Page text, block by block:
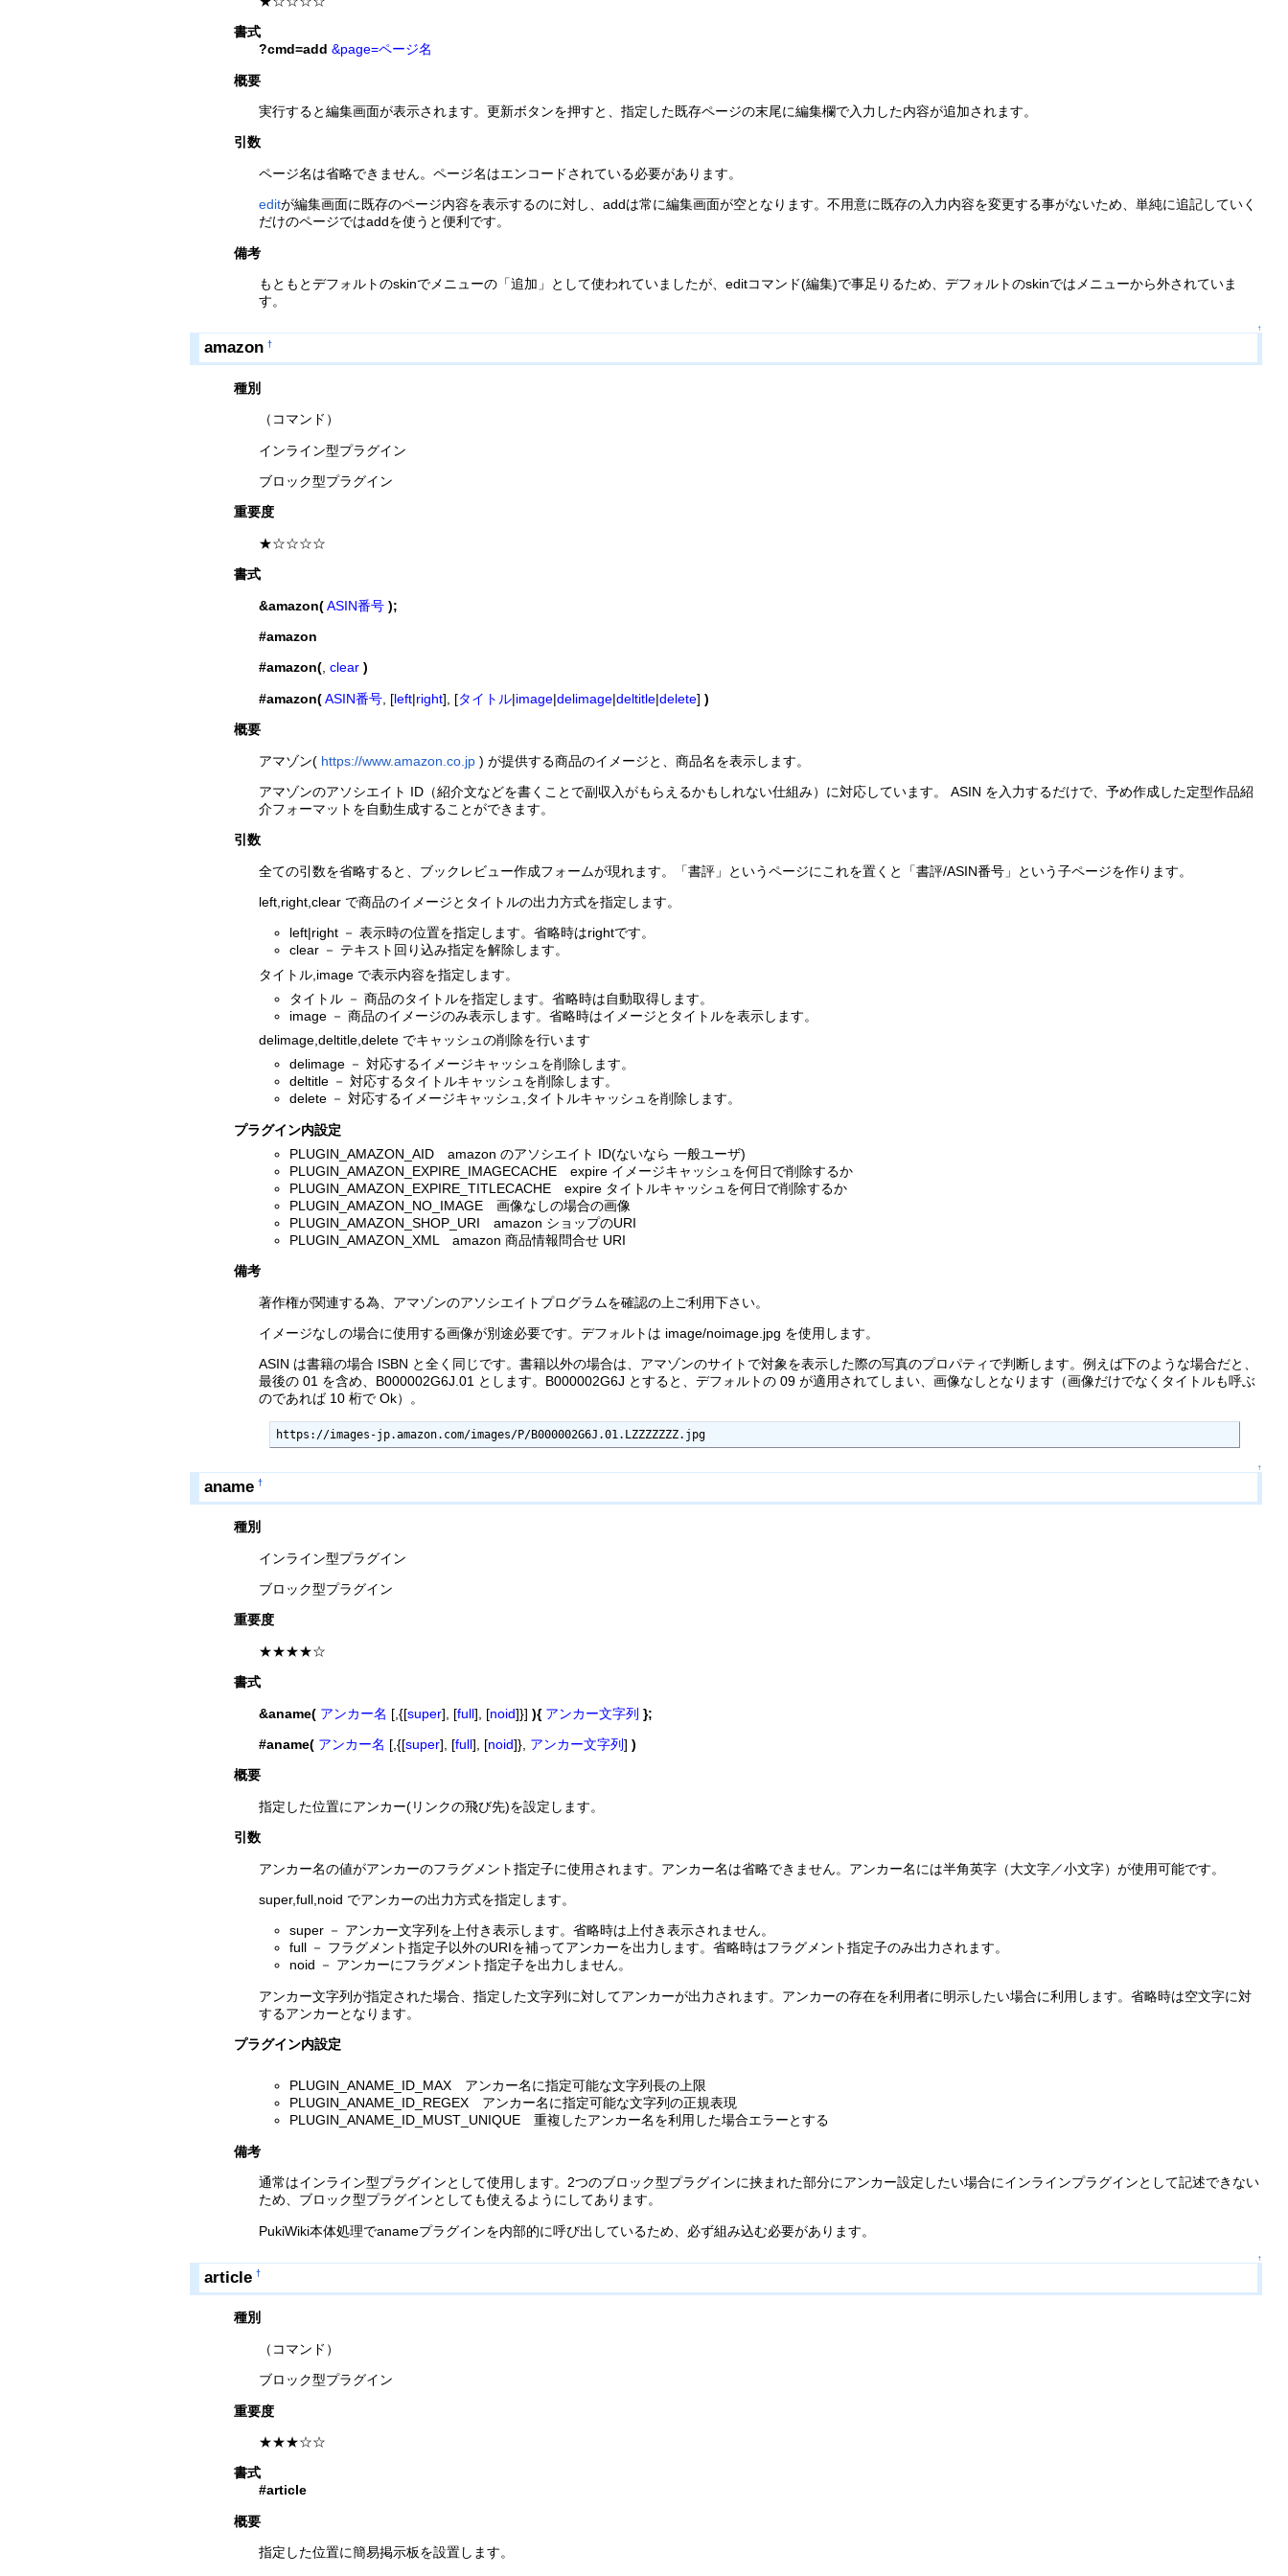
書式
?cmd=add &page=ページ名
概要
実行すると編集画面が表示されます。更新ボタンを押すと、指定した既存ページの末尾に編集欄で入力した内容が追加されます。
引数
ページ名は省略できません。ページ名はエンコードされている必要があります。
editが編集画面に既存のページ内容を表示するのに対し、addは常に編集画面が空となります。不用意に既存の入力内容を変更する事がないため、単純に追記していく
だけのページではaddを使うと便利です。
備考
もともとデフォルトのskinでメニューの「追加」として使われていましたが、editコマンド(編集)で事足りるため、デフォルトのskinではメニューから外されていま
す。
↑
amazon †
種別
（コマンド）
インライン型プラグイン
ブロック型プラグイン
重要度
★☆☆☆☆
書式
&amazon( ASIN番号 );
#amazon
#amazon(, clear )
#amazon( ASIN番号, [left|right], [タイトル|image|delimage|deltitle|delete] )
概要
アマゾン( https://www.amazon.co.jp) が提供する商品のイメージと、商品名を表示します。
アマゾンのアソシエイト ID（紹介文などを書くことで副収入がもらえるかもしれない仕組み）に対応しています。 ASIN を入力するだけで、予め作成した定型作品紹
介フォーマットを自動生成することができます。
引数
全ての引数を省略すると、ブックレビュー作成フォームが現れます。「書評」というページにこれを置くと「書評/ASIN番号」という子ページを作ります。
left,right,clear で商品のイメージとタイトルの出力方式を指定します。
left|right － 表示時の位置を指定します。省略時はrightです。
clear － テキスト回り込み指定を解除します。
タイトル,image で表示内容を指定します。
タイトル － 商品のタイトルを指定します。省略時は自動取得します。
image － 商品のイメージのみ表示します。省略時はイメージとタイトルを表示します。
delimage,deltitle,delete でキャッシュの削除を行います
delimage － 対応するイメージキャッシュを削除します。
deltitle － 対応するタイトルキャッシュを削除します。
delete － 対応するイメージキャッシュ,タイトルキャッシュを削除します。
プラグイン内設定
PLUGIN_AMAZON_AID amazon のアソシエイト ID(ないなら 一般ユーザ)
PLUGIN_AMAZON_EXPIRE_IMAGECACHE expire イメージキャッシュを何日で削除するか
PLUGIN_AMAZON_EXPIRE_TITLECACHE expire タイトルキャッシュを何日で削除するか
PLUGIN_AMAZON_NO_IMAGE 画像なしの場合の画像
PLUGIN_AMAZON_SHOP_URI amazon ショップのURI
PLUGIN_AMAZON_XML amazon 商品情報問合せ URI
備考
著作権が関連する為、アマゾンのアソシエイトプログラムを確認の上ご利用下さい。
イメージなしの場合に使用する画像が別途必要です。デフォルトは image/noimage.jpg を使用します。
ASIN は書籍の場合 ISBN と全く同じです。書籍以外の場合は、アマゾンのサイトで対象を表示した際の写真のプロパティで判断します。例えば下のような場合だと、
最後の 01 を含め、B000002G6J.01 とします。B000002G6J とすると、デフォルトの 09 が適用されてしまい、画像なしとなります（画像だけでなくタイトルも呼ぶ
のであれば 10 桁で Ok）。
https://images-jp.amazon.com/images/P/B000002G6J.01.LZZZZZZZ.jpg
↑
aname †
種別
インライン型プラグイン
ブロック型プラグイン
重要度
★★★★☆
書式
&aname( アンカー名 [,{[super], [full], [noid]}] ){ アンカー文字列 };
#aname( アンカー名 [,{[super], [full], [noid]}, アンカー文字列] )
概要
指定した位置にアンカー(リンクの飛び先)を設定します。
引数
アンカー名の値がアンカーのフラグメント指定子に使用されます。アンカー名は省略できません。アンカー名には半角英字（大文字／小文字）が使用可能です。
super,full,noid でアンカーの出力方式を指定します。
super － アンカー文字列を上付き表示します。省略時は上付き表示されません。
full － フラグメント指定子以外のURIを補ってアンカーを出力します。省略時はフラグメント指定子のみ出力されます。
noid － アンカーにフラグメント指定子を出力しません。
アンカー文字列が指定された場合、指定した文字列に対してアンカーが出力されます。アンカーの存在を利用者に明示したい場合に利用します。省略時は空文字に対
するアンカーとなります。
プラグイン内設定
PLUGIN_ANAME_ID_MAX アンカー名に指定可能な文字列長の上限
PLUGIN_ANAME_ID_REGEX アンカー名に指定可能な文字列の正規表現
PLUGIN_ANAME_ID_MUST_UNIQUE 重複したアンカー名を利用した場合エラーとする
備考
通常はインライン型プラグインとして使用します。2つのブロック型プラグインに挟まれた部分にアンカー設定したい場合にインラインプラグインとして記述できない
ため、ブロック型プラグインとしても使えるようにしてあります。
PukiWiki本体処理でanameプラグインを内部的に呼び出しているため、必ず組み込む必要があります。
↑
article †
種別
（コマンド）
ブロック型プラグイン
重要度
★★★☆☆
書式
#article
概要
指定した位置に簡易掲示板を設置します。